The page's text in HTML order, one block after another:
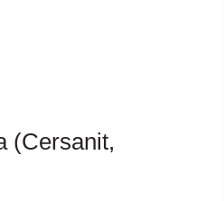
(Cersanit,